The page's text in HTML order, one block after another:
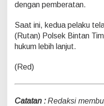
dengan pemberatan.
Saat ini, kedua pelaku
(Rutan) Polsek Bintan
hukum lebih lanjut.
(Red)
Catatan :Redaksi